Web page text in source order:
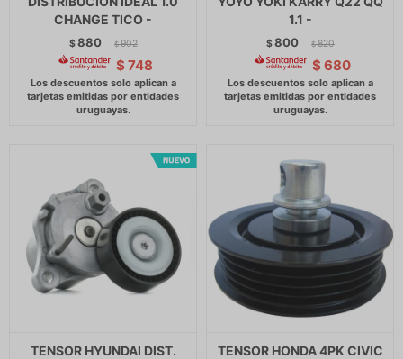
CHANGE TICO -
$880 $ 902
$ 748
1.1 -
$800 $ 820
$ 680
TENSOR HYUNDAI DIST.
TENSOR HONDA 4PK CIVIC